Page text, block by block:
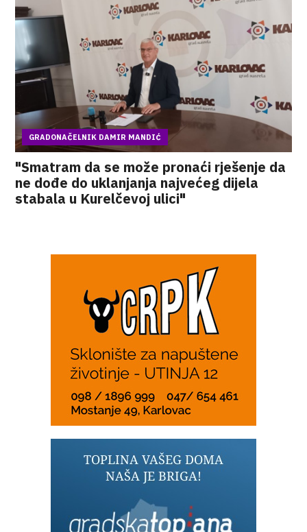
GRADONAČELNIK DAMIR MANDIĆ
"Smatram da se može pronaći rješenje da
ne dođe do uklanjanja najvećeg dijela
stabala u Kurelčevoj ulici"